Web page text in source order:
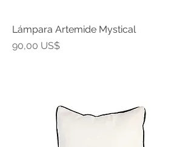
Lámpara Artemide Mystical
Precio
90,00 US$